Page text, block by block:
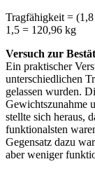
Tragfähigkeit =
1,5 = 120,96 kg
Versuch zur
Ein praktischer
unterschiedlichen
gelassen wurden.
Gewichtszunahme
stellte sich heraus,
funktionalsten
Gegensatz dazu
aber weniger